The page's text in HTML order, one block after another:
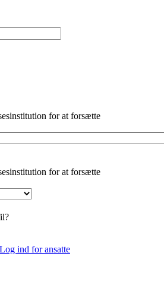
for at forsætte
for at forsætte
Log ind for ansatte